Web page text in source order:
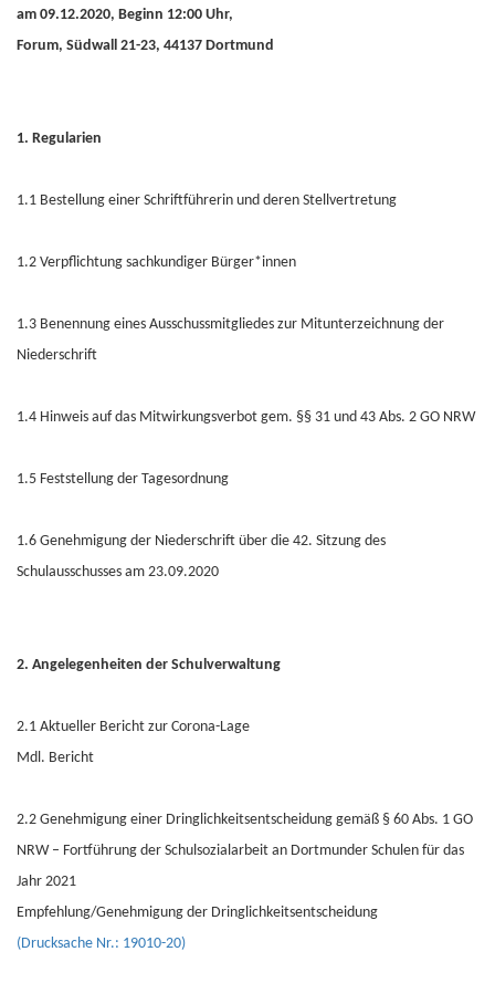
am 09.12.2020, Beginn 12:00 Uhr,
Forum, Südwall 21-23, 44137 Dortmund
1. Regularien
1.1 Bestellung einer Schriftführerin und deren Stellvertretung
1.2 Verpflichtung sachkundiger Bürger*innen
1.3 Benennung eines Ausschussmitgliedes zur Mitunterzeichnung der
Niederschrift
1.4 Hinweis auf das Mitwirkungsverbot gem. §§ 31 und 43 Abs. 2 GO NRW
1.5 Feststellung der Tagesordnung
1.6 Genehmigung der Niederschrift über die 42. Sitzung des
Schulausschusses am 23.09.2020
2. Angelegenheiten der Schulverwaltung
2.1 Aktueller Bericht zur Corona-Lage
Mdl. Bericht
2.2 Genehmigung einer Dringlichkeitsentscheidung gemäß § 60 Abs. 1 GO
NRW – Fortführung der Schulsozialarbeit an Dortmunder Schulen für das
Jahr 2021
Empfehlung/Genehmigung der Dringlichkeitsentscheidung
(Drucksache Nr.: 19010-20)